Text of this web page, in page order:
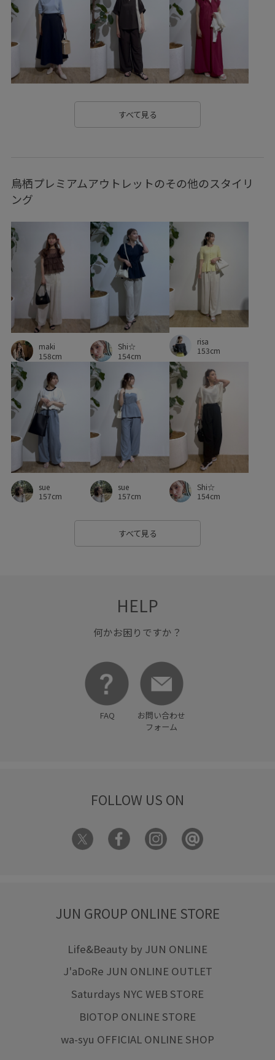
25SS20 25ssworklook3 25ssworklook5
2BUY10%OFF対象商品 2WAYで使える pic0627
picniccoupon ROPÉPICNIC_TIMESALE RP25AW
RP25awbottoms RP25SS RP25SSbag&shoes
RP秋色トップス
Wbag&shoes_pickup Wbottoms_pickup
きちんと感 こなれ感 さらっとした着心地 ふんわり
ゆったり
オフィスカジュアル オーバーサイズ カジュアル
ゴールドの金具 シアー シャツ ショルダーバッグ
シンプル シンプルコーデ ジャケット スウェット
スウェットパンツ
スタイルアップ スッキリ スポーツ スポーティ
セットアップ セレモニー8選 タック ダウン
チェック柄 ツイードジャケット ツイード素材
デイリーで活躍 デニムに合わせる ニット
ネックレス ハイウエスト ハイネック ハンドバッグ
フィット感 フォーマル ブラウス ブーツ
プリーツスカート ボウタイ ボーダー
ミックススタイル メッシュ
ワイドシルエット
毛玉になりにくい
程よいゆとり 穿き心地が良い
透け感 通気性 限定カラー
すべて見る
鳥栖プレミアムアウトレットのその他のスタイリ
ング
maki
158cm
Shi☆
154cm
risa
153cm
sue
157cm
sue
157cm
Shi☆
154cm
すべて見る
HELP
何かお困りですか？
FAQ
お問い合わせ
フォーム
FOLLOW US ON
JUN GROUP ONLINE STORE
Life&Beauty by JUN ONLINE
J'aDoRe JUN ONLINE OUTLET
Saturdays NYC WEB STORE
BIOTOP ONLINE STORE
wa-syu OFFICIAL ONLINE SHOP